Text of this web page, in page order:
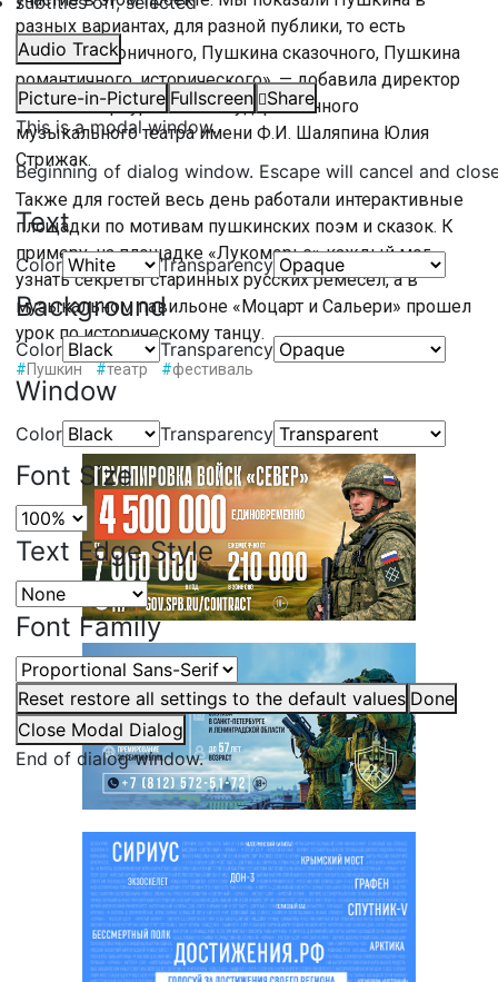
Audio Track
Picture-in-Picture Fullscreen
Share
This is a modal window.
Beginning of dialog window. Escape will cancel and
Text
Color Transparency
Background
Color Transparency
Window
Color Transparency
Font Size
Text Edge Style
Font Family
Reset restore all settings to the default values Done
Close Modal Dialog
End of dialog window.
разных вариантах, для разной публики, то есть
Пушкина ироничного, Пушкина сказочного, Пушкина
романтичного, исторического», — добавила директор
Санкт-Петербургского государственного
музыкального театра имени Ф.И. Шаляпина Юлия
Стрижак.
Также для гостей весь день работали интерактивные
площадки по мотивам пушкинских поэм и сказок. К
примеру, на площадке «Лукоморье» каждый мог
узнать секреты старинных русских ремесел, а в
музыкальном павильоне «Моцарт и Сальери» прошел
урок по историческому танцу.
#Пушкин #театр #фестиваль